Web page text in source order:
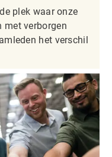
plek waar onze
met verborgen
het verschil